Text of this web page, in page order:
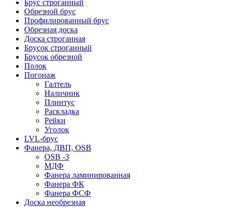
Брус строганный
Обрезной брус
Профилированный брус
Обрезная доска
Доска строганная
Брусок строганный
Брусок обрезной
Полок
Погонаж
Галтель
Наличник
Плинтус
Раскладка
Рейки
Уголок
LVL-брус
Фанера, ДВП, OSB
OSB -3
МДФ
Фанера ламинированная
Фанера ФК
Фанера ФСФ
Доска необрезная